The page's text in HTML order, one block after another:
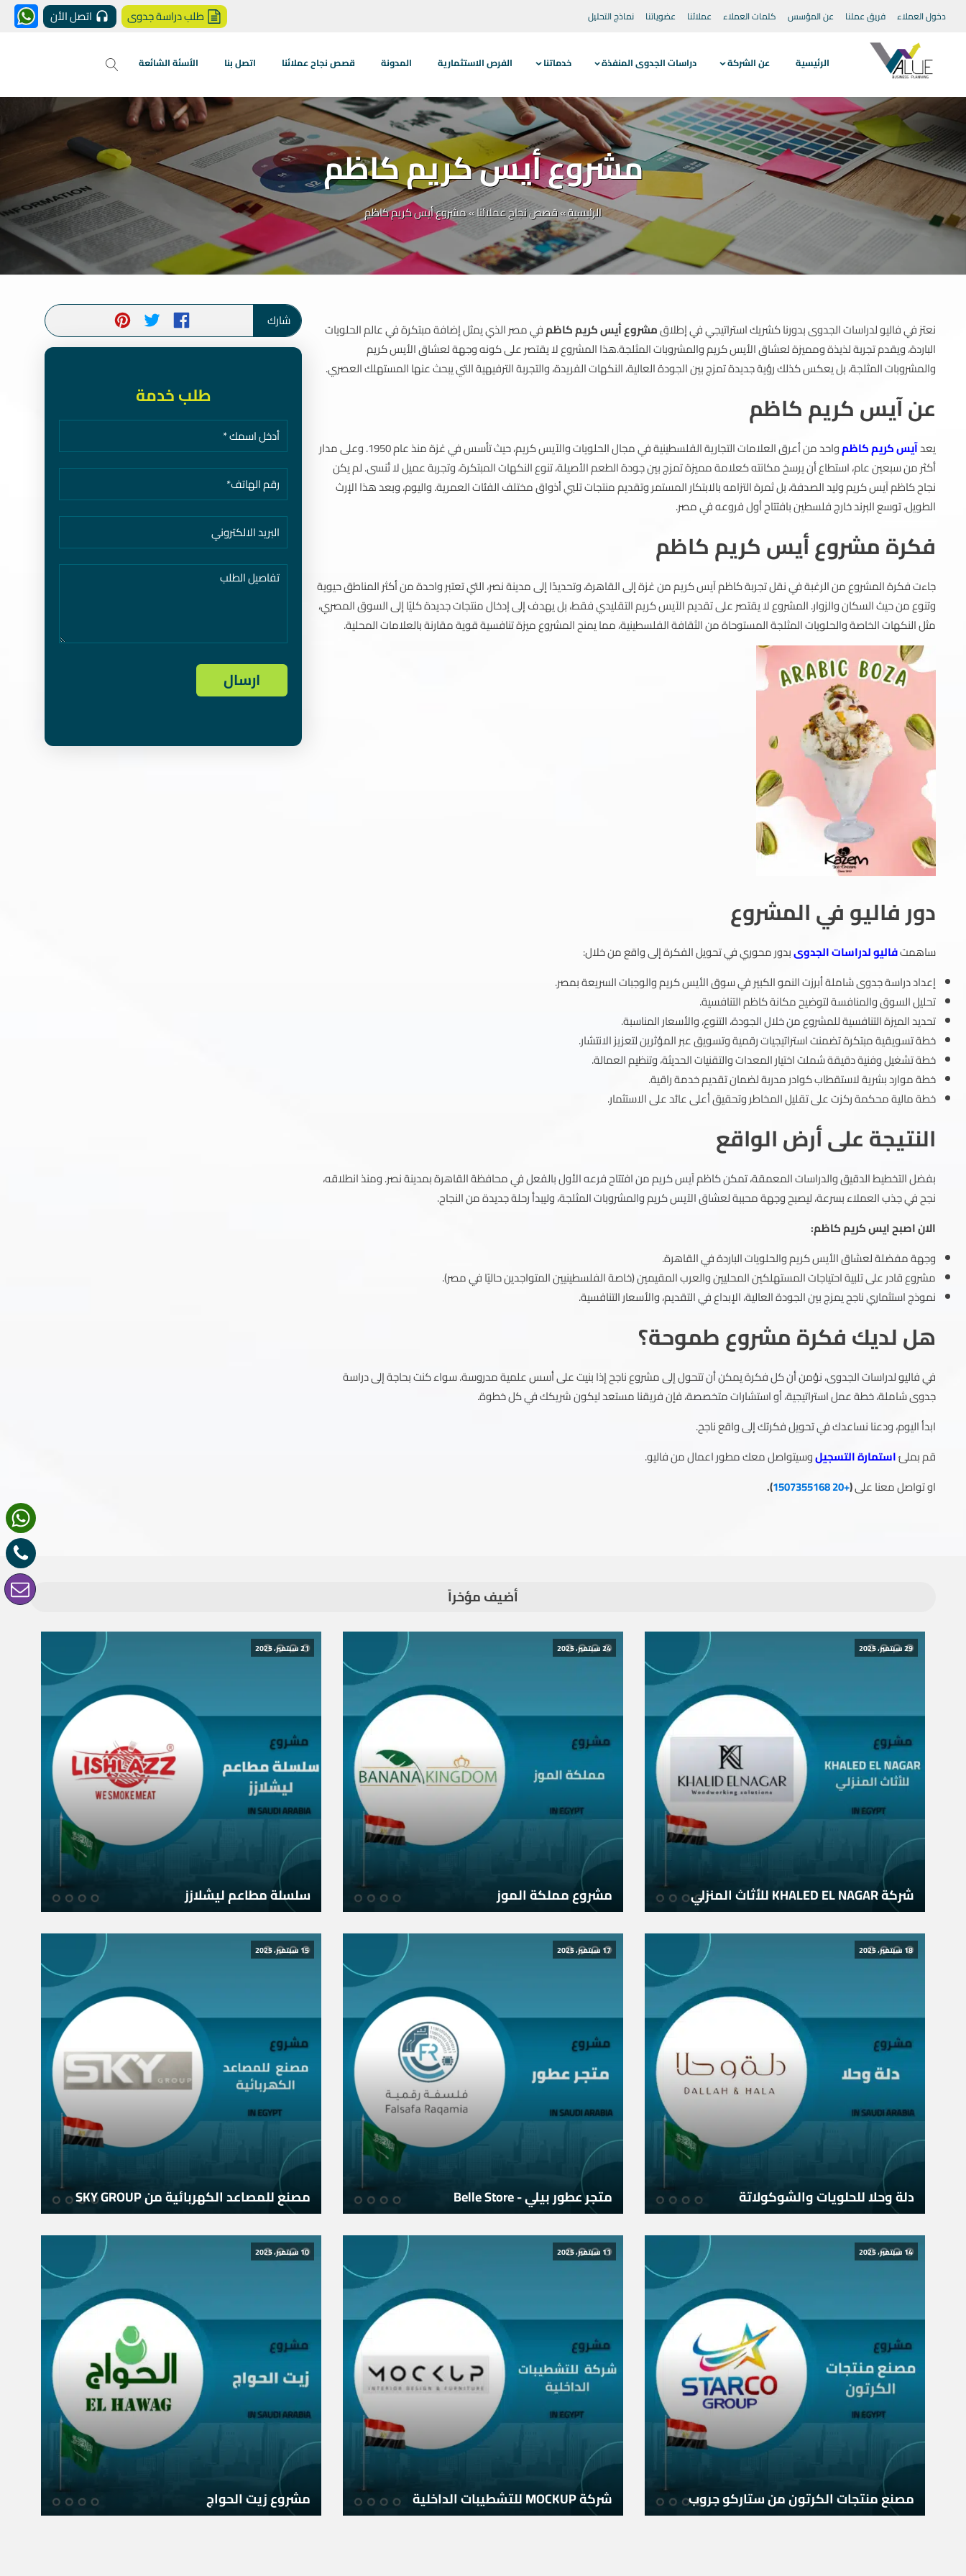
دخول العملاء فريق عملنا عن المؤسس كلمات العملاء عملائنا عضوياتنا نماذج التحليل طلب دراسة جدوى اتصل الأن
الرئيسية عن الشركة دراسات الجدوى المنفذة خدماتنا الفرص الاستثمارية المدونة قصص نجاح عملائنا اتصل بنا الأسئة الشائعة
مشروع أيس كريم كاظم
الرئيسية»قصص نجاح عملائنا»مشروع أيس كريم كاظم
نعتز في فاليو لدراسات الجدوى بدورنا كشريك استراتيجي في إطلاقمشروع أيس كريم كاظمفي مصر الذي يمثل إضافة مبتكرة في عالم الحلويات
الباردة، ويقدم تجربة لذيذة ومميزة لعشاق الأيس كريم والمشروبات المثلجة.هذا المشروع لا يقتصر على كونه وجهة لعشاق الأيس كريم
والمشروبات المثلجة، بل يعكس كذلك رؤية جديدة تمزج بين الجودة العالية، النكهات الفريدة، والتجربة الترفيهية التي يبحث عنها المستهلك العصري.
عن آيس كريم كاظم
يعدآيس كريم كاظم
واحد من أعرق العلامات التجارية الفلسطينية في مجال الحلويات والآيس كريم، حيث تأسس في غزة منذ عام 1950. وعلى مدار
أكثر من سبعين عام، استطاع أن يرسخ مكانته كعلامة مميزة تمزج بين جودة الطعم الأصيلة، تنوع النكهات المبتكرة، وتجربة عميل لا تُنسى. لم يكن
نجاح كاظم آيس كريم وليد الصدفة، بل ثمرة التزامه بالابتكار المستمر وتقديم منتجات تلبي أذواق مختلف الفئات العمرية. واليوم، وبعد هذا الإرث
الطويل، توسع البرند خارج فلسطين بافتتاح أول فروعه في مصر.
فكرة مشروع أيس كريم كاظم
جاءت فكرة المشروع من الرغبة في نقل تجربة كاظم آيس كريم من غزة إلى القاهرة، وتحديدًا إلى مدينة نصر، التي تعتبر واحدة من أكثر المناطق حيوية
وتنوع من حيث السكان والزوار. المشروع لا يقتصر على تقديم الآيس كريم التقليدي فقط، بل يهدف إلى إدخال منتجات جديدة كليًا إلى السوق المصري،
مثل النكهات الخاصة والحلويات المثلجة المستوحاة من الثقافة الفلسطينية، مما يمنح المشروع ميزة تنافسية قوية مقارنة بالعلامات المحلية.
دور فاليو في المشروع
ساهمتفاليو لدراسات الجدوىبدور محوري في تحويل الفكرة إلى واقع من خلال:
إعداد دراسة جدوى شاملة أبرزت النمو الكبير في سوق الأيس كريم والوجبات السريعة بمصر.
تحليل السوق والمنافسة لتوضيح مكانة كاظم التنافسية.
تحديد الميزة التنافسية للمشروع من خلال الجودة، التنوع، والأسعار المناسبة.
خطة تسويقية مبتكرة تضمنت استراتيجيات رقمية وتسويق عبر المؤثرين لتعزيز الانتشار.
خطة تشغيل وفنية دقيقة شملت اختيار المعدات والتقنيات الحديثة، وتنظيم العمالة.
خطة موارد بشرية لاستقطاب كوادر مدربة لضمان تقديم خدمة راقية.
خطة مالية محكمة ركزت على تقليل المخاطر وتحقيق أعلى عائد على الاستثمار.
النتيجة على أرض الواقع
بفضل التخطيط الدقيق والدراسات المعمقة، تمكن كاظم آيس كريم من افتتاح فرعه الأول بالفعل في محافظة القاهرة بمدينة نصر. ومنذ انطلاقه،
نجح في جذب العملاء بسرعة، ليصبح وجهة محببة لعشاق الآيس كريم والمشروبات المثلجة، وليبدأ رحلة جديدة من النجاح.
الان اصبح ايس كريم كاظم:
وجهة مفضلة لعشاق الأيس كريم والحلويات الباردة في القاهرة.
مشروع قادر على تلبية احتياجات المستهلكين المحليين والعرب المقيمين (خاصة الفلسطينيين المتواجدين حاليًا في مصر).
نموذج استثماري ناجح يمزج بين الجودة العالية، الإبداع في التقديم، والأسعار التنافسية.
هل لديك فكرة مشروع طموحة؟
في فاليو لدراسات الجدوى، نؤمن أن كل فكرة يمكن أن تتحول إلى مشروع ناجح إذا بنيت على أسس علمية مدروسة. سواء كنت بحاجة إلى دراسة
جدوى شاملة، خطة عمل استراتيجية، أو استشارات متخصصة، فإن فريقنا مستعد ليكون شريكك في كل خطوة.
ابدأ اليوم، ودعنا نساعدك في تحويل فكرتك إلى واقع ناجح.
قم بملئاستمارة التسجيلوسيتواصل معك مطور اعمال من فاليو.
او تواصل معنا على(
+20 1507355168
).
شارك
طلب خدمة
أضيف مؤخراً
29 سبتمبر، 2025
شركة KHALED EL NAGAR للأثاث المنزلي
24 سبتمبر، 2025
مشروع مملكة الموز
21 سبتمبر، 2025
سلسلة مطاعم ليشلازز
18 سبتمبر، 2025
دلة وحلا للحلويات والشوكولاتة
17 سبتمبر، 2025
متجر عطور بيلي - Belle Store
15 سبتمبر، 2025
مصنع للمصاعد الكهربائية من SKY GROUP
14 سبتمبر، 2025
مصنع منتجات الكرتون من ستاركو جروب
11 سبتمبر، 2025
شركة MOCKUP للتشطيبات الداخلية
10 سبتمبر، 2025
مشروع زيت الحواج